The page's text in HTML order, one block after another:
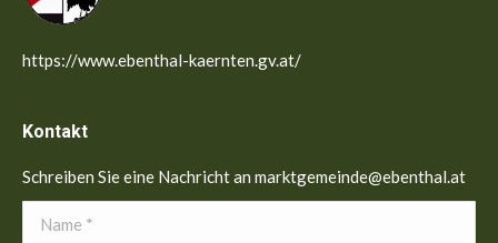
https://www.ebenthal-kaernten.gv.at/
Kontakt
Schreiben Sie eine Nachricht an marktgemeinde@ebenthal.at
Name *